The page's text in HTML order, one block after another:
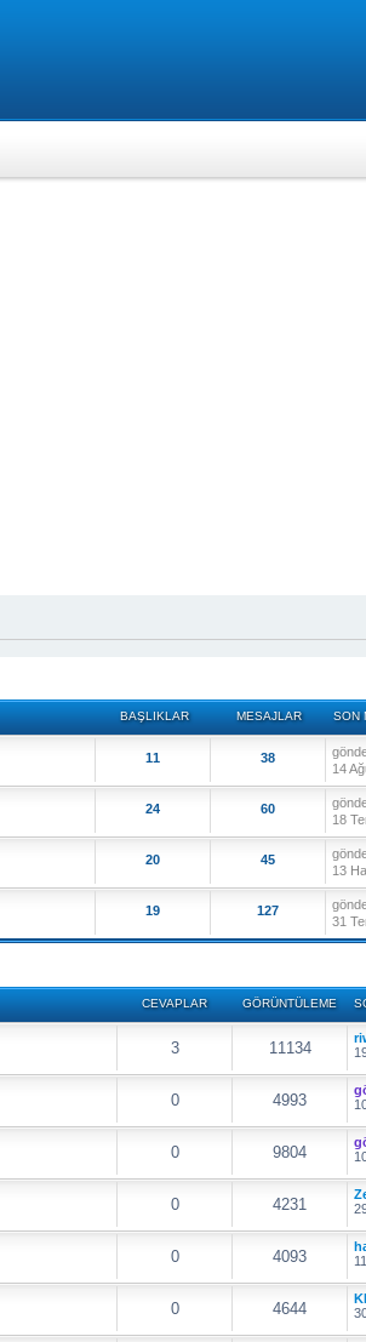
BAŞLIKLAR MESAJLAR SON
11 38
14
24 60
18
20 45
13
19 127
31
CEVAPLAR GÖRÜNTÜLEME
3 11134
0 4993
0 9804
0 4231
0 4093
0 4644